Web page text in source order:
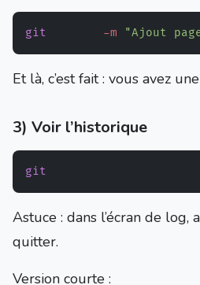
git -m "Ajout
Et là, c’est fait : vous avez
3) Voir l’historique
git
Astuce : dans l’écran de log,
quitter.
Version courte :